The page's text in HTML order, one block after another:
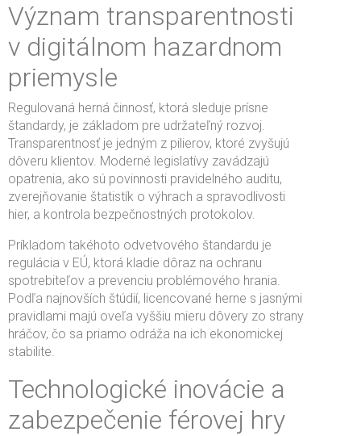
Význam transparentnosti
v digitálnom hazardnom
priemysle
Regulovaná herná činnosť, ktorá sleduje prísne
štandardy, je základom pre udržateľný rozvoj.
Transparentnosť je jedným z pilierov, ktoré zvyšujú
dôveru klientov. Moderné legislatívy zavádzajú
opatrenia, ako sú povinnosti pravidelného auditu,
zverejňovanie štatistík o výhrach a spravodlivosti
hier, a kontrola bezpečnostných protokolov.
Príkladom takéhoto odvetvového štandardu je
regulácia v EÚ, ktorá kladie dôraz na ochranu
spotrebiteľov a prevenciu problémového hrania.
Podľa najnovších štúdií, licencované herne s jasnými
pravidlami majú oveľa vyššiu mieru dôvery zo strany
hráčov, čo sa priamo odráža na ich ekonomickej
stabilite.
Technologické inovácie a
zabezpečenie férovej hry